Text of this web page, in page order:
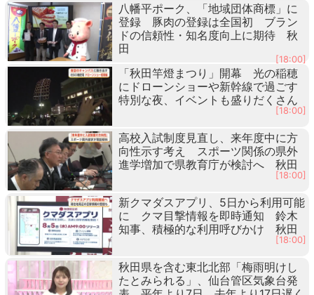
八幡平ポーク、「地域団体商標」に
登録 豚肉の登録は全国初 ブラン
ドの信頼性・知名度向上に期待 秋
田
[18:00]
「秋田竿燈まつり」開幕 光の稲穂
にドローンショーや新幹線で過ごす
特別な夜、イベントも盛りだくさん
[18:00]
高校入試制度見直し、来年度中に方
向性示す考え スポーツ関係の県外
進学増加で県教育庁が検討へ 秋田
[18:00]
新クマダスアプリ、5日から利用可能
に クマ目撃情報を即時通知 鈴木
知事、積極的な利用呼びかけ 秋田
[18:00]
秋田県を含む東北北部「梅雨明けし
たとみられる」、仙台管区気象台発